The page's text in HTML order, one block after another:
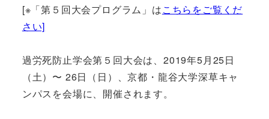
[※「第５回大会プログラム」はこちらをご覧くだ
さい]
過労死防止学会第５回大会は、2019年5月25日
（土）〜 26日（日）、京都・龍谷大学深草キャ
ンパスを会場に、開催されます。